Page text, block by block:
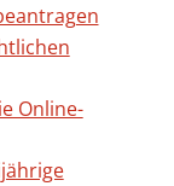
Online-